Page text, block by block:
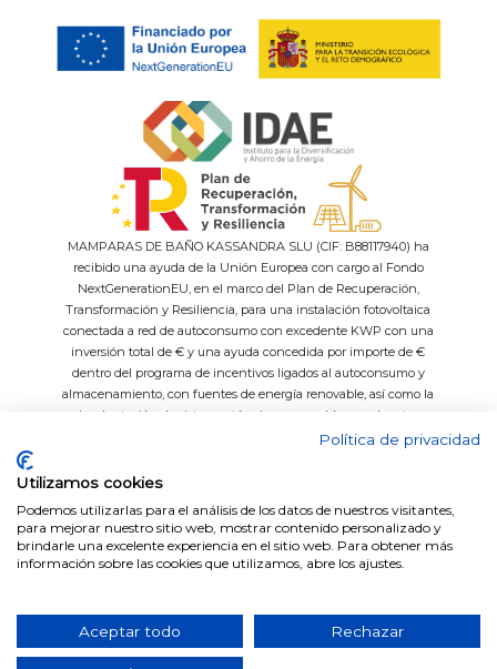
MAMPARAS DE BAÑO KASSANDRA SLU (CIF: B88117940) ha
recibido una ayuda de la Unión Europea con cargo al Fondo
NextGenerationEU, en el marco del Plan de Recuperación,
Transformación y Resiliencia, para una instalación fotovoltaica
conectada a red de autoconsumo con excedente KWP con una
inversión total de € y una ayuda concedida por importe de €
dentro del programa de incentivos ligados al autoconsumo y
almacenamiento, con fuentes de energía renovable, así como la
implantación de sistemas térmicos renovables en el sector
residencial del Ministerio para la Transición Ecológica y el Reto
Easy System
Datos técnicos platos de ducha
© 2026 Grupo Kassandra. Todos los derechos reservados.
Política de privacidad
Utilizamos cookies
Podemos utilizarlas para el análisis de los datos de nuestros visitantes,
para mejorar nuestro sitio web, mostrar contenido personalizado y
brindarle una excelente experiencia en el sitio web. Para obtener más
información sobre las cookies que utilizamos, abre los ajustes.
Aceptar todo Rechazar